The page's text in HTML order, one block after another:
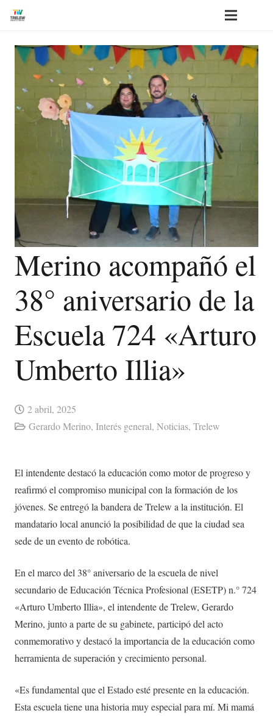
Merino acompañó el
38° aniversario de la
Escuela 724 «Arturo
Umberto Illia»
2 abril, 2025
Gerardo Merino, Interés general, Noticias, Trelew
El intendente destacó la educación como motor de progreso y
reafirmó el compromiso municipal con la formación de los
jóvenes. Se entregó la bandera de Trelew a la institución. El
mandatario local anunció la posibilidad de que la ciudad sea
sede de un evento de robótica.
En el marco del 38° aniversario de la escuela de nivel
secundario de Educación Técnica Profesional (ESETP) n.° 724
«Arturo Umberto Illia», el intendente de Trelew, Gerardo
Merino, junto a parte de su gabinete, participó del acto
conmemorativo y destacó la importancia de la educación como
herramienta de superación y crecimiento personal.
«Es fundamental que el Estado esté presente en la educación.
Esta escuela tiene una historia muy especial para mí. Mi mamá